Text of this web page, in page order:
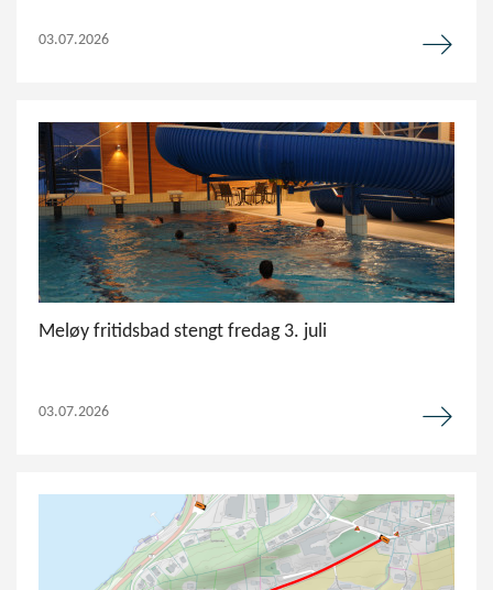
03.07.2026
Meløy fritidsbad stengt fredag 3. juli
03.07.2026